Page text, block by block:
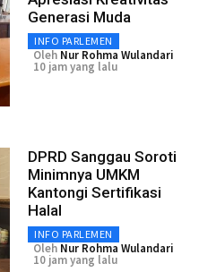
Generasi Muda
INFO PARLEMEN
Oleh Nur Rohma Wulandari
10 jam yang lalu
DPRD Sanggau Soroti
Minimnya UMKM
Kantongi Sertifikasi
Halal
INFO PARLEMEN
Oleh Nur Rohma Wulandari
10 jam yang lalu